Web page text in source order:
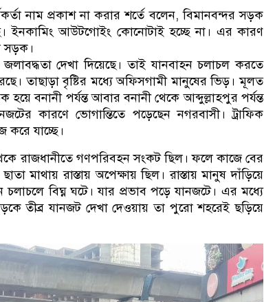
নাম প্রকাশ না করার শর্তে বলেন, বিমানবন্দর সড়ক
ইনকামিং আউটগোইং কোনোটাই হচ্ছে না। এর কারণ
সড়ক।
দেখা দিয়েছে। তাই যানবাহন চলাচল করতে
তাছাড়া বৃষ্টির মধ্যে অফিসগামী মানুষের ভিড়। মূলত
বনানী পর্যন্ত আবার বনানী থেকে আব্দুল্লাহপুর পর্যন্ত
কারণে ভোগান্তিতে পড়েছেন নগরবাসী। ট্রাফিক
করে যাচ্ছে।
রাজধানীতে গণপরিবহন সংকট ছিল। ফলে কাজে বের
মাথায় রাস্তায় অপেক্ষায় ছিল। রাস্তায় মানুষ দাঁড়িয়ে
চলাচলে বিঘ্ন ঘটে। যার প্রভাব পড়ে যানজটে। এর মধ্যে
তীব্র যানজট দেখা দেওয়ায় তা পুরো শহরেই ছড়িয়ে